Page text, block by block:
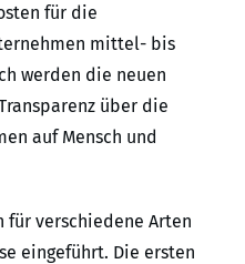
für die
mittel- bis
werden die neuen
über die
auf Mensch und
verschiedene Arten
eingeführt. Die ersten